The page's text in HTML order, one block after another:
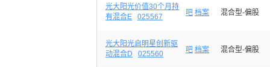
光大阳光价值30个月持
有混合E
025567 吧 档案 混合型-偏股
光大阳光启明星创新驱
动混合D
025560 吧 档案 混合型-偏股